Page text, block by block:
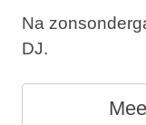
Na
DJ.